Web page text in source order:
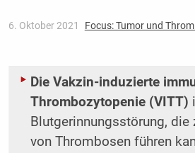
6. Oktober 2021 Focus: Tumor und
Die Vakzin-induzierte
Thrombozytopenie (VITT)
Blutgerinnungsstörung, die
von Thrombosen führen